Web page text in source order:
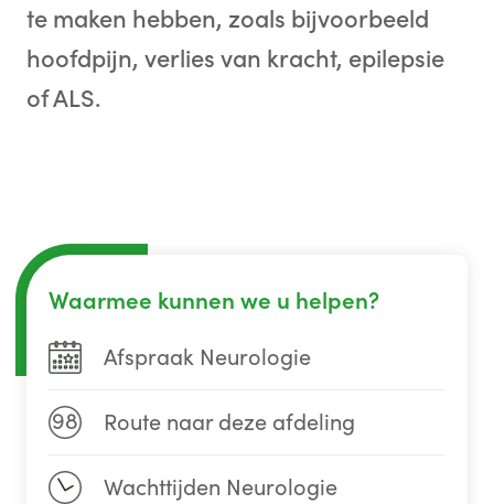
te maken hebben, zoals bijvoorbeeld
hoofdpijn, verlies van kracht, epilepsie
of ALS.
Waarmee kunnen we u helpen?
Afspraak Neurologie
98 Route naar deze afdeling
Wachttijden Neurologie